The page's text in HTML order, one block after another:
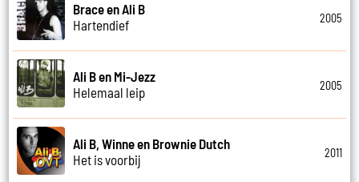
Brace en Ali B
Hartendief
2005
Ali B en Mi-Jezz
Helemaal leip
2005
Ali B, Winne en Brownie Dutch
Het is voorbij
2011